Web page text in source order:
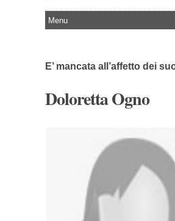
E’ mancata all’affetto dei
Doloretta Ogno